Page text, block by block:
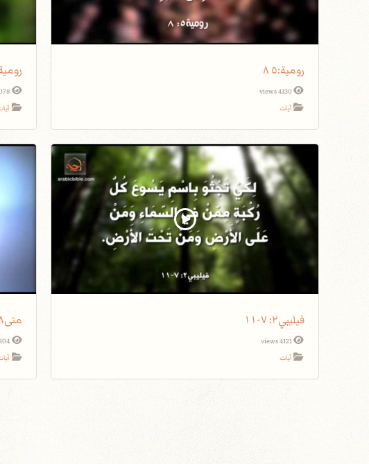
رومية٥‫:‬ ٨
4130 views
آيات
فيليبي٢: ٧-١١
4121 views
آيات
متى٢٨: ١٨-١٩-٢٠